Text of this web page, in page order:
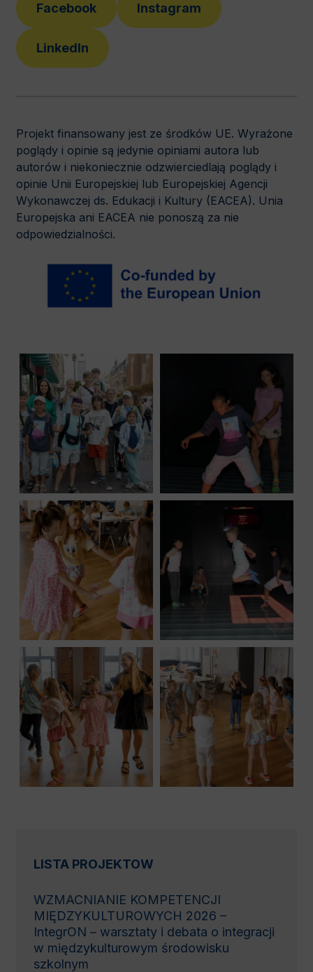
Facebook Instagram
LinkedIn
Projekt finansowany jest ze środków UE. Wyrażone
poglądy i opinie są jedynie opiniami autora lub
autorów i niekoniecznie odzwierciedlają poglądy i
opinie Unii Europejskiej lub Europejskiej Agencji
Wykonawczej ds. Edukacji i Kultury (EACEA). Unia
Europejska ani EACEA nie ponoszą za nie
odpowiedzialności.
LISTA PROJEKTOW
WZMACNIANIE KOMPETENCJI
MIĘDZYKULTUROWYCH 2026 –
IntegrON – warsztaty i debata o integracji
w międzykulturowym środowisku
szkolnym